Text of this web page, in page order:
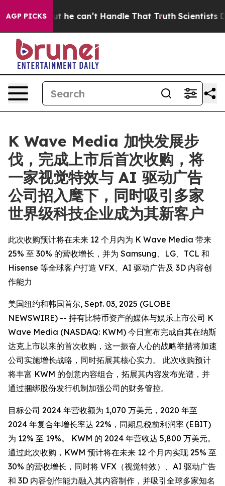
AGP PICKS
but he can’t Handle That Truth Scientists
K Wave Media 加快发展步
伐，完成上市后首次收购，将
一家视觉特效与 AI 驱动广告
公司招入麾下，同时吸引多家
世界级科技企业成为其新客户
此次收购预计将在未来 12 个月内为 K Wave Media 带来
25% 至 30% 的营收增长，并为 Samsung、LG、TCL 和
Hisense 等全球客户打造 VFX、AI 驱动广告及 3D 内容创
作能力
美国纽约和韩国首尔, Sept. 03, 2025 (GLOBE
NEWSWIRE) -- 持有比特币资产的媒体与娱乐上市公司 K
Wave Media (NASDAQ: KWM) 今日宣布完成自其在纳斯
达克上市以来的首次收购，这一振奋人心的战略举措将加速
公司实施增长战略，同时拓展其核心实力。 此次收购预计
将丰富 KWM 的创意内容组合，拓展其内容发布光谱，并
通过捆绑股份发行机制加强公司的财务管控。
目标公司 2024 年营收额为 1,070 万美元，2020 年至
2024 年复合年增长率达 22%，同期息税前利润率 (EBIT)
为 12% 至 19%。 KWM 的 2024 年营收达 5,800 万美元。
通过此次收购，KWM 预计将在未来 12 个月内实现 25% 至
30% 的营收增长，同时将 VFX（视觉特效）、AI 驱动广告
和 3D 内容创作能力融入其内容制作，并吸引全球多家知名